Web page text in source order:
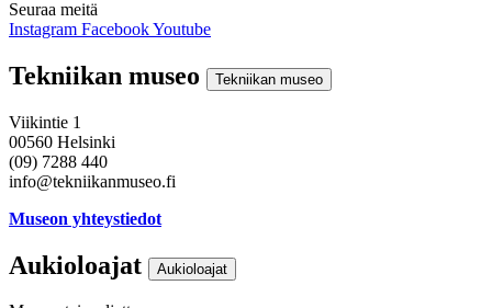
Seuraa meitä
Instagram FacebookYoutube
Tekniikan museo Tekniikan museo
Viikintie 1
00560 Helsinki
(09) 7288 440
info@tekniikanmuseo.fi
Museon yhteystiedot
Aukioloajat Aukioloajat